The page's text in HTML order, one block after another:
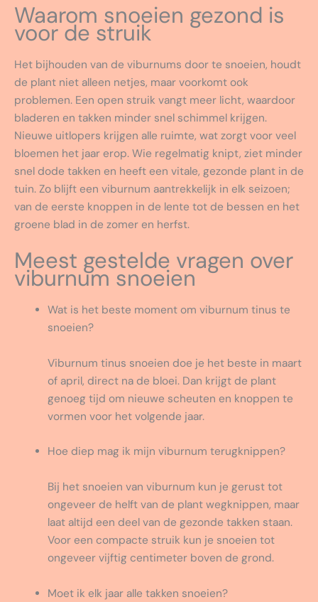
Waarom snoeien gezond is
voor de struik
Het bijhouden van de viburnums door te snoeien, houdt
de plant niet alleen netjes, maar voorkomt ook
problemen. Een open struik vangt meer licht, waardoor
bladeren en takken minder snel schimmel krijgen.
Nieuwe uitlopers krijgen alle ruimte, wat zorgt voor veel
bloemen het jaar erop. Wie regelmatig knipt, ziet minder
snel dode takken en heeft een vitale, gezonde plant in de
tuin. Zo blijft een viburnum aantrekkelijk in elk seizoen;
van de eerste knoppen in de lente tot de bessen en het
groene blad in de zomer en herfst.
Meest gestelde vragen over
viburnum snoeien
Wat is het beste moment om viburnum tinus te
snoeien?
Viburnum tinus snoeien doe je het beste in maart
of april, direct na de bloei. Dan krijgt de plant
genoeg tijd om nieuwe scheuten en knoppen te
vormen voor het volgende jaar.
Hoe diep mag ik mijn viburnum terugknippen?
Bij het snoeien van viburnum kun je gerust tot
ongeveer de helft van de plant wegknippen, maar
laat altijd een deel van de gezonde takken staan.
Voor een compacte struik kun je snoeien tot
ongeveer vijftig centimeter boven de grond.
Moet ik elk jaar alle takken snoeien?